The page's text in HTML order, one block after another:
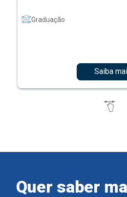
Graduação
Saiba
Quer saber